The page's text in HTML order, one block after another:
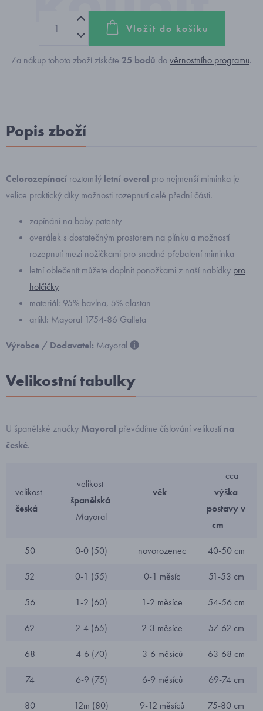
Vložit do košíku
Za nákup tohoto zboží získáte 25 bodů dověrnostního programu.
Popis zboží
Celorozepínací roztomilý letní overal pro nejmenší miminka je
velice praktický díky možnosti rozepnutí celé přední části.
zapínání na baby patenty
overálek s dostatečným prostorem na plínku a možností
rozepnutí mezi nožičkami pro snadné přebalení miminka
letní oblečenít můžete doplnit ponožkami z naší nabídky pro
holčičky
materiál: 95% bavlna, 5% elastan
artikl: Mayoral 1754-86 Galleta
Výrobce / Dodavatel: Mayoral
Velikostní tabulky
U španělské značky Mayoral převádíme číslování velikostí na
české.
velikost
česká
velikost
španělská
Mayoral
věk
cca
výška
postavy v
cm
50 0-0 (50) novorozenec 40-50 cm
52 0-1 (55) 0-1 měsíc 51-53 cm
56 1-2 (60) 1-2 měsíce 54-56 cm
62 2-4 (65) 2-3 měsíce 57-62 cm
68 4-6 (70) 3-6 měsíců 63-68 cm
74 6-9 (75) 6-9 měsíců 69-74 cm
80 12m (80) 9-12 měsíců 75-80 cm